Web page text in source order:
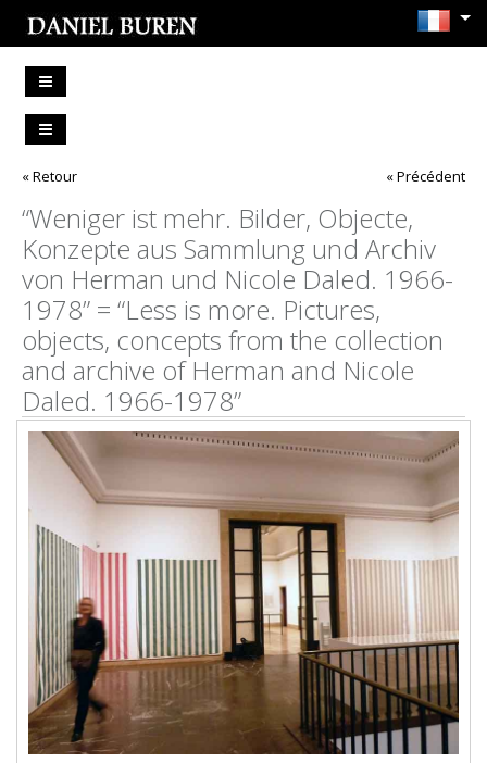
« Retour « Précédent
“Weniger ist mehr. Bilder, Objecte,
Konzepte aus Sammlung und Archiv
von Herman und Nicole Daled. 1966-
1978” = “Less is more. Pictures,
objects, concepts from the collection
and archive of Herman and Nicole
Daled. 1966-1978”